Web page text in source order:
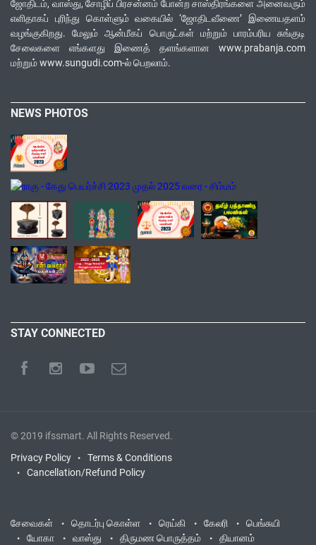
ஜோதிடம், வாஸ்து, சோழிப் பிரசன்னம் போன்ற சாஸ்திரங்களை அனைவரும்
எளிதாகப் புரிந்து கொள்ளும் வகையில் ‘ஜோதிடவீணை’ இணையதளம்
வழங்குகிறது. மேலும் ஆன்மீகப் பொருட்கள் மற்றும் பாரம்பரிய சுங்குடி
சேலைகளை எங்களது இணைத் தளங்களான www.prabanja.com
மற்றும் www.sungudi.com-ல் பெறலாம்.
NEWS PHOTOS
STAY CONNECTED
© 2019 ifssmart. All Rights Reserved.
Privacy Policy
Terms & Conditions
Cancellation/Refund Policy
சேவைகள் தொடர்பு கொள்ள ரெய்கி கேலரி
பெங்சுயி
யோகா
வாஸ்து திருமண பொருத்தம் தியானம்